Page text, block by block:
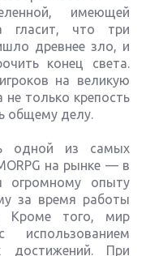
имеющей
гласит, что три
древнее зло, и
конец света.
на великую
только крепость
общему делу.
одной из самых
на рынке — в
огромному опыту
за время работы
Кроме того, мир
использованием
достижений. При